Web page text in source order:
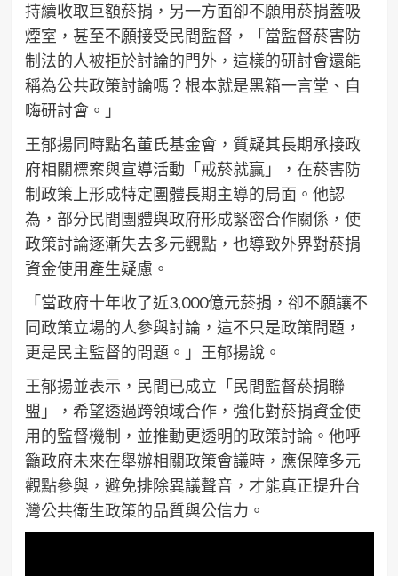
持續收取巨額菸捐，另一方面卻不願用菸捐蓋吸
煙室，甚至不願接受民間監督，「當監督菸害防
制法的人被拒於討論的門外，這樣的研討會還能
稱為公共政策討論嗎？根本就是黑箱一言堂、自
嗨研討會。」
王郁揚同時點名董氏基金會，質疑其長期承接政
府相關標案與宣導活動「戒菸就贏」，在菸害防
制政策上形成特定團體長期主導的局面。他認
為，部分民間團體與政府形成緊密合作關係，使
政策討論逐漸失去多元觀點，也導致外界對菸捐
資金使用產生疑慮。
「當政府十年收了近3,000億元菸捐，卻不願讓不
同政策立場的人參與討論，這不只是政策問題，
更是民主監督的問題。」王郁揚說。
王郁揚並表示，民間已成立「民間監督菸捐聯
盟」，希望透過跨領域合作，強化對菸捐資金使
用的監督機制，並推動更透明的政策討論。他呼
籲政府未來在舉辦相關政策會議時，應保障多元
觀點參與，避免排除異議聲音，才能真正提升台
灣公共衛生政策的品質與公信力。